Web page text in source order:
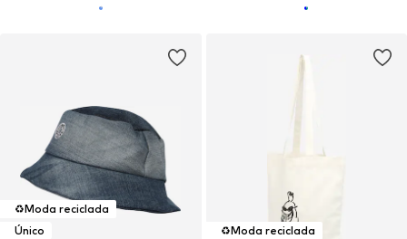
♻️Moda reciclada
Único
♻️Moda reciclada